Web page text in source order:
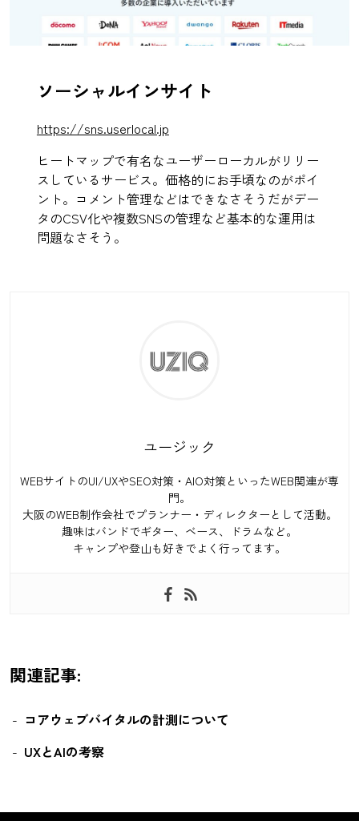
ソーシャルインサイト
https://sns.userlocal.jp
ヒートマップで有名なユーザーローカルがリリー
スしているサービス。価格的にお手頃なのがポイ
ント。コメント管理などはできなさそうだがデー
タのCSV化や複数SNSの管理など基本的な運用は
問題なさそう。
ユージック
WEBサイトのUI/UXやSEO対策・AIO対策といったWEB関連が専
門。
大阪のWEB制作会社でプランナー・ディレクターとして活動。
趣味はバンドでギター、ベース、ドラムなど。
キャンプや登山も好きでよく行ってます。
関連記事:
コアウェブバイタルの計測について
UXとAIの考察